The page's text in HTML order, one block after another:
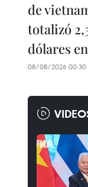
de
totalizó
dólares
08/08/2026 00:30